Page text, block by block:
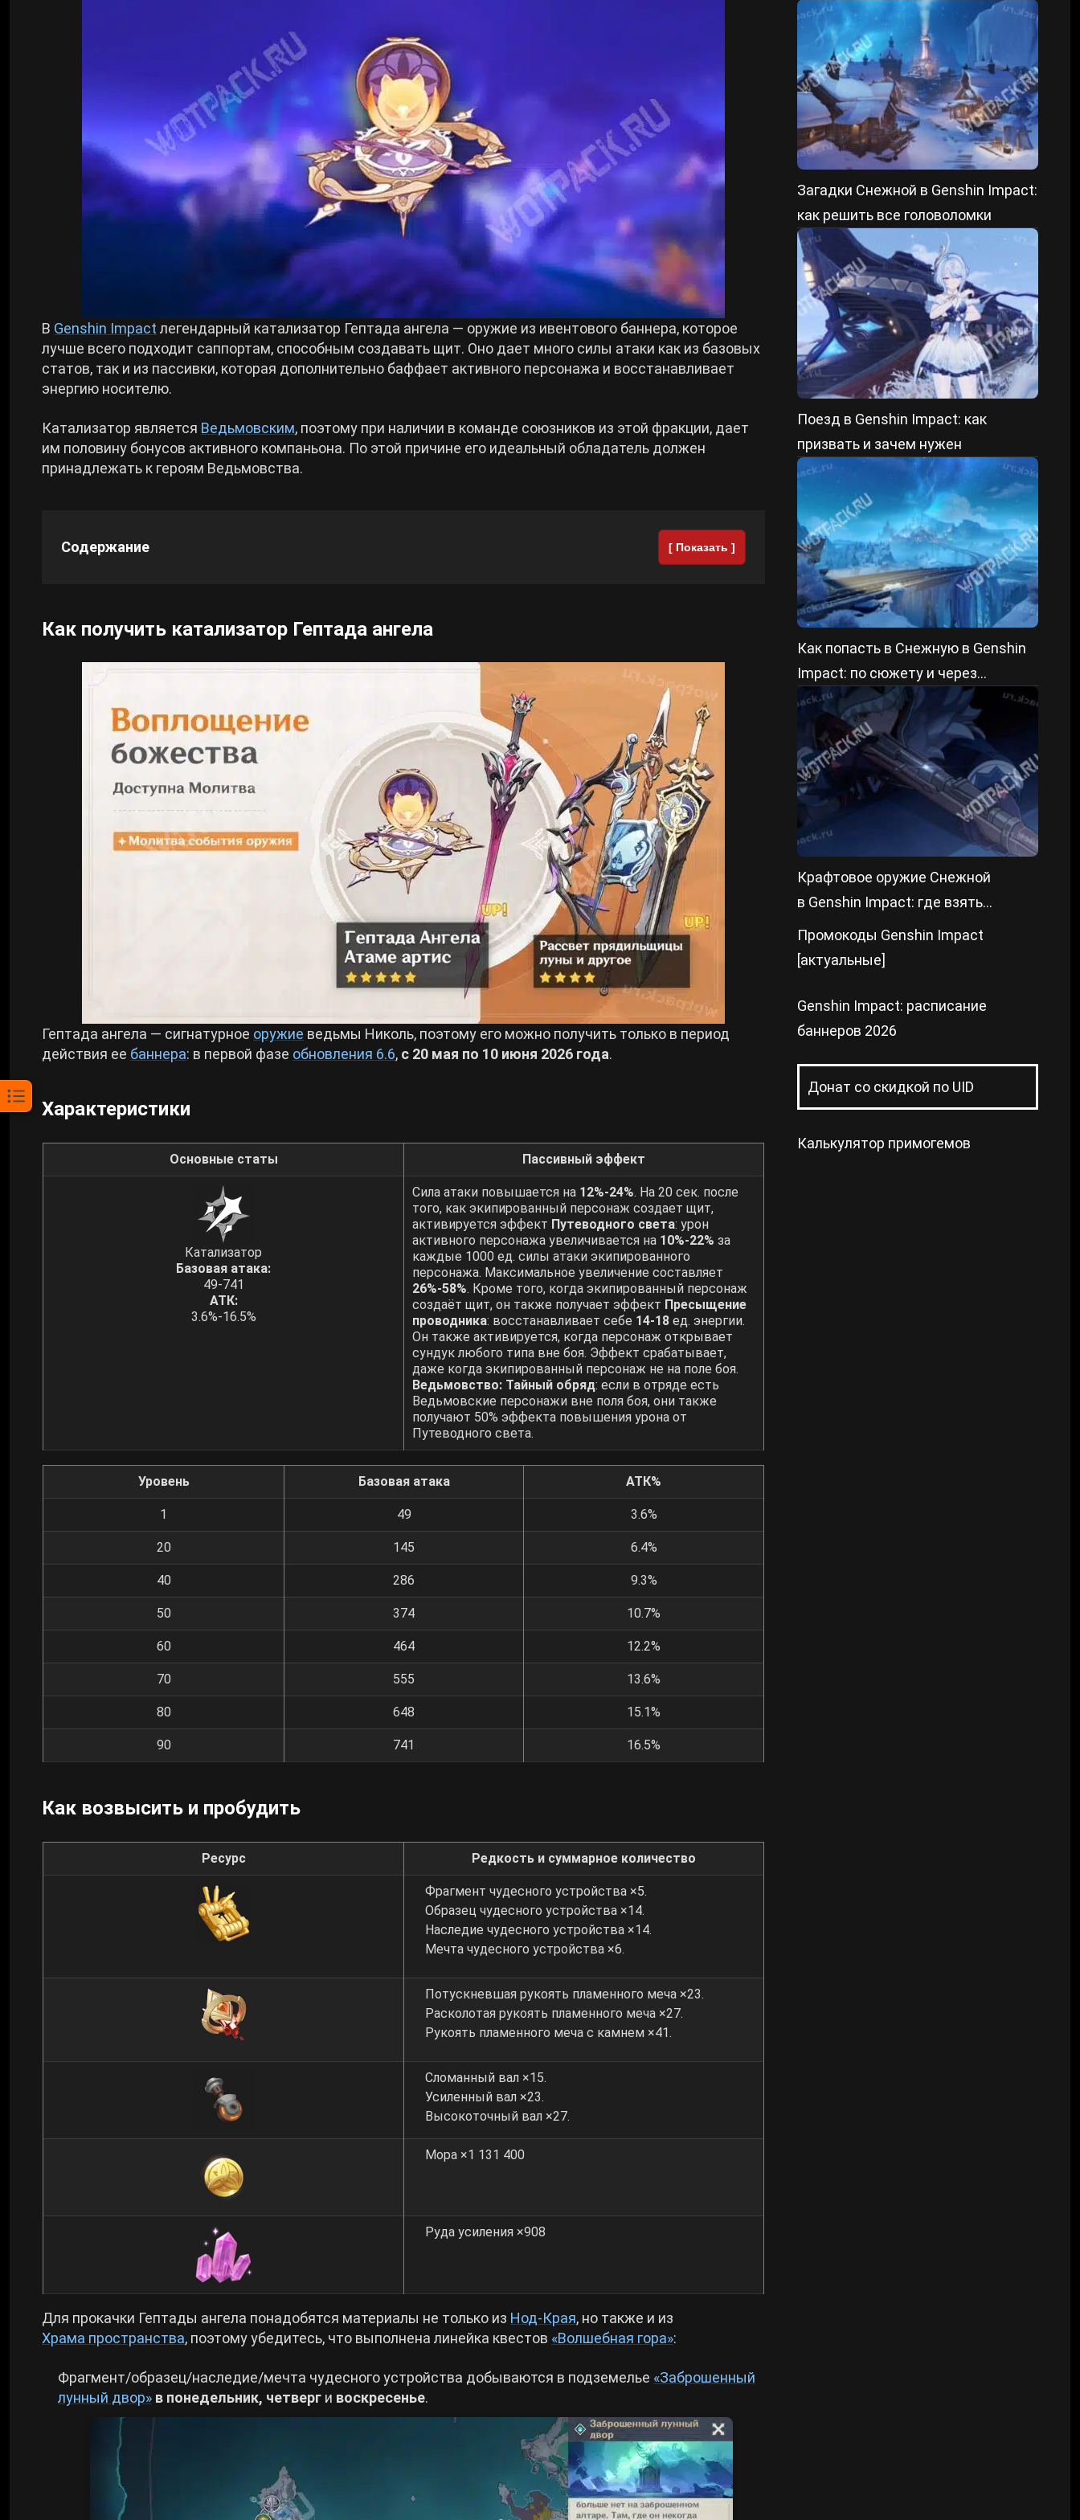
Kingdom Come: Deliverance 2
Path of Exile 2
Hogwarts Legacy
Cyberpunk 2077
Все игры
Билды Cyberpunk 2077
Билды Path of Exile 2
В Genshin Impact легендарный катализатор Гептада ангела — оружие из ивентового баннера, которое
лучше всего подходит саппортам, способным создавать щит. Оно дает много силы атаки как из базовых
статов, так и из пассивки, которая дополнительно баффает активного персонажа и восстанавливает
энергию носителю.
Катализатор является Ведьмовским, поэтому при наличии в команде союзников из этой фракции, дает
им половину бонусов активного компаньона. По этой причине его идеальный обладатель должен
принадлежать к героям Ведьмовства.
Содержание [ Показать ]
Как получить катализатор Гептада ангела
Гептада ангела — сигнатурное оружие ведьмы Николь, поэтому его можно получить только в период
действия ее баннера: в первой фазе обновления 6.6, с 20 мая по 10 июня 2026 года.
Характеристики
Основные статы Пассивный эффект
Катализатор
Базовая атака:
49-741
АТК:
3.6%-16.5%
Сила атаки повышается на 12%-24%. На 20 сек. после
того, как экипированный персонаж создает щит,
активируется эффект Путеводного света: урон
активного персонажа увеличивается на 10%-22% за
каждые 1000 ед. силы атаки экипированного
персонажа. Максимальное увеличение составляет
26%-58%. Кроме того, когда экипированный персонаж
создаёт щит, он также получает эффект Пресыщение
проводника: восстанавливает себе 14-18 ед. энергии.
Он также активируется, когда персонаж открывает
сундук любого типа вне боя. Эффект срабатывает,
даже когда экипированный персонаж не на поле боя.
Ведьмовство: Тайный обряд: если в отряде есть
Ведьмовские персонажи вне поля боя, они также
получают 50% эффекта повышения урона от
Путеводного света.
Уровень Базовая атака АТК%
1 49 3.6%
20 145 6.4%
40 286 9.3%
50 374 10.7%
60 464 12.2%
70 555 13.6%
80 648 15.1%
90 741 16.5%
Как возвысить и пробудить
Ресурс Редкость и суммарное количество
Фрагмент чудесного устройства ×5.
Образец чудесного устройства ×14.
Наследие чудесного устройства ×14.
Мечта чудесного устройства ×6.
Потускневшая рукоять пламенного меча ×23.
Расколотая рукоять пламенного меча ×27.
Рукоять пламенного меча с камнем ×41.
Сломанный вал ×15.
Усиленный вал ×23.
Высокоточный вал ×27.
Мора ×1 131 400
Руда усиления ×908
Для прокачки Гептады ангела понадобятся материалы не только из Нод-Края, но также и из
Храма пространства, поэтому убедитесь, что выполнена линейка квестов «Волшебная гора»:
Фрагмент/образец/наследие/мечта чудесного устройства добываются в подземелье «Заброшенный
лунный двор» в понедельник, четверг и воскресенье.
Загадки Снежной в Genshin Impact:
как решить все головоломки
Поезд в Genshin Impact: как
призвать и зачем нужен
Как попасть в Снежную в Genshin
Impact: по сюжету и через
быстрый старт
Крафтовое оружие Снежной
в Genshin Impact: где взять
чертежи
Промокоды Genshin Impact
[актуальные]
Genshin Impact: расписание
баннеров 2026
Донат со скидкой по UID
Калькулятор примогемов